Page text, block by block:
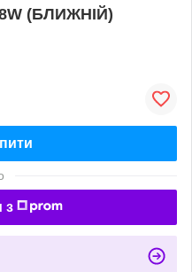
(БЛИЖНІЙ)
з